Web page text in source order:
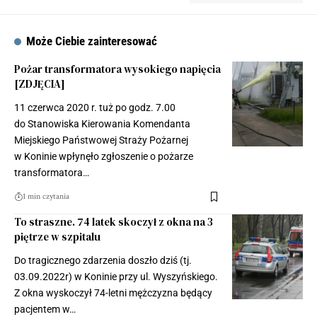
Może Ciebie zainteresować
Pożar transformatora wysokiego napięcia
[ZDJĘCIA]
11 czerwca 2020 r. tuż po godz. 7.00
do Stanowiska Kierowania Komendanta
Miejskiego Państwowej Straży Pożarnej
w Koninie wpłynęło zgłoszenie o pożarze
transformatora…
1 min czytania
To straszne. 74 latek skoczył z okna na 3
piętrze w szpitalu
Do tragicznego zdarzenia doszło dziś (tj.
03.09.2022r) w Koninie przy ul. Wyszyńskiego.
Z okna wyskoczył 74-letni mężczyzna będący
pacjentem w…